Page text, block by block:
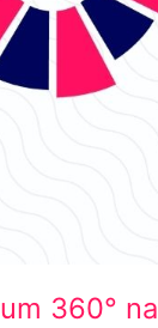
360° na